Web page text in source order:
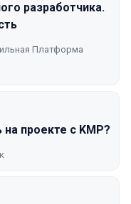
разработчика.
Платформа
проекте с KMP?